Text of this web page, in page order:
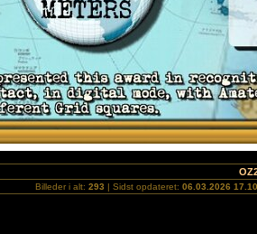
Billeder i alt: 293 | Sidst opdateret: 06.03.2026 17.10